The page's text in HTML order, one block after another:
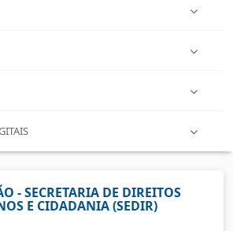
- SECRETARIA DE DIREITOS
E CIDADANIA (SEDIR)